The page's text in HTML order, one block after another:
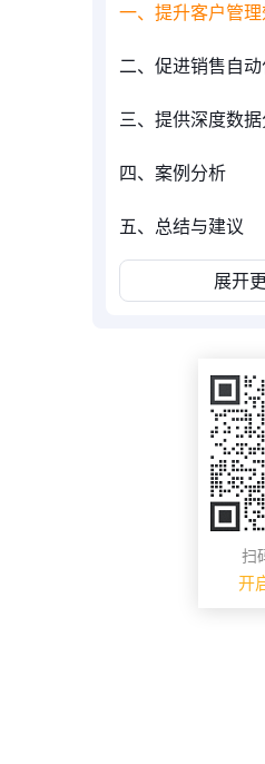
一、提升客户管
二、促进销售自
三、提供深度数
四、案例分析
五、总结与建议
展开
扫
开